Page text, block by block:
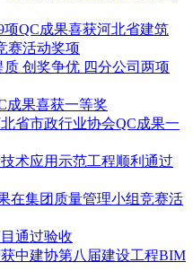
项QC成果喜获河北省建筑
赛活动奖项
创奖争优 四分公司两项
成果喜获一等奖
省市政行业协会QC成果一
术应用示范工程顺利通过
在集团质量管理小组竞赛活
通过验收
中建协第八届建设工程BIM